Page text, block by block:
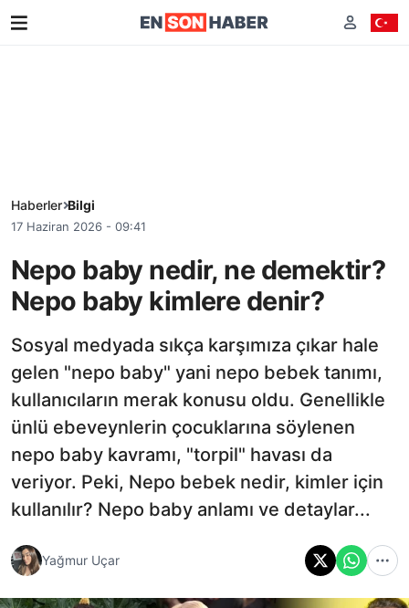
Haberler Bilgi
17 Haziran 2026 - 09:41
Nepo baby nedir, ne demektir?
Nepo baby kimlere denir?
Sosyal medyada sıkça karşımıza çıkar hale
gelen "nepo baby" yani nepo bebek tanımı,
kullanıcıların merak konusu oldu. Genellikle
ünlü ebeveynlerin çocuklarına söylenen
nepo baby kavramı, "torpil" havası da
veriyor. Peki, Nepo bebek nedir, kimler için
kullanılır? Nepo baby anlamı ve detaylar...
Yağmur Uçar